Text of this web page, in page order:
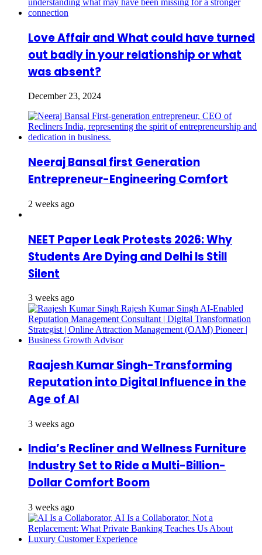
Love Affair and What could have turned
out badly in your relationship or what
was absent?
December 23, 2024
Neeraj Bansal first Generation
Entrepreneur-Engineering Comfort
2 weeks ago
NEET Paper Leak Protests 2026: Why
Students Are Dying and Delhi Is Still
Silent
3 weeks ago
Raajesh Kumar Singh-Transforming
Reputation into Digital Influence in the
Age of AI
3 weeks ago
India’s Recliner and Wellness Furniture
Industry Set to Ride a Multi-Billion-
Dollar Comfort Boom
3 weeks ago